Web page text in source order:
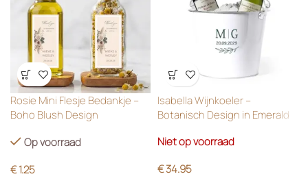
Wensenlijst
Rosie Mini Flesje Bedankje –
Boho Blush Design
Op voorraad
€1.25
Wensenlijst
Isabella Wijnkoeler –
Botanisch Design in Emerald
Niet op voorraad
€34.95